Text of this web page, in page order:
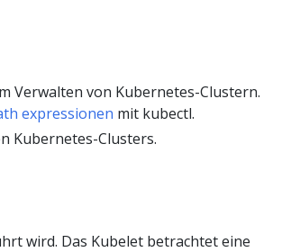
Verwalten von Kubernetes-Clustern.
expressionen mit kubectl.
Kubernetes-Clusters.
wird. Das Kubelet betrachtet eine